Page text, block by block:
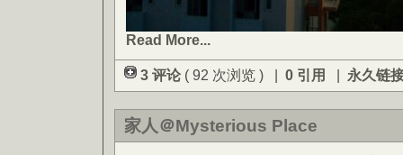
Read More...
3 评论 ( 92 次浏览 ) | 0 引用 | 永久链
家人＠Mysterious Place